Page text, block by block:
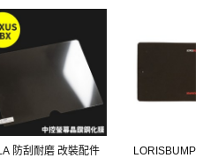
防刮耐磨 改裝配件